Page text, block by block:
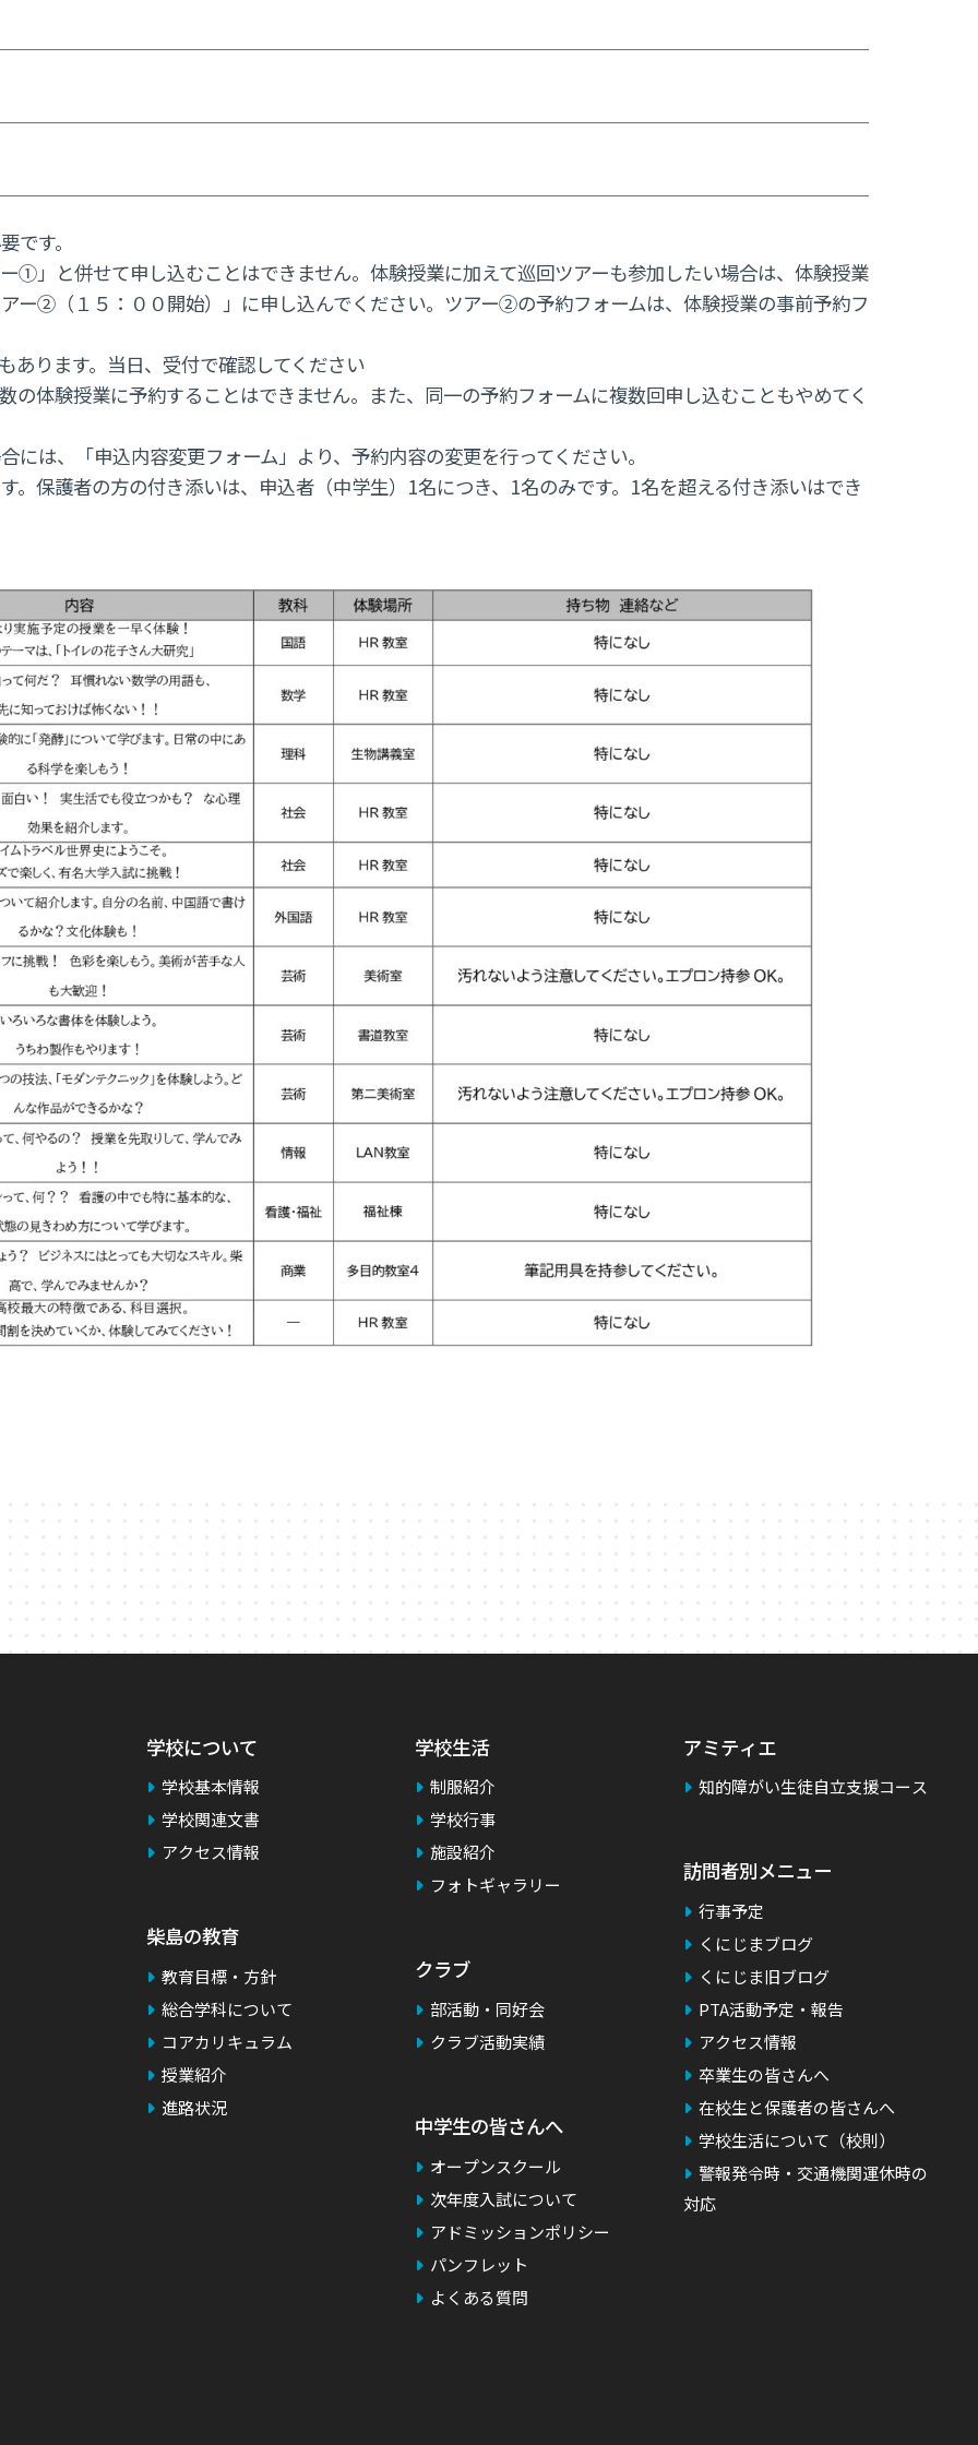
です。
①」と併せて申し込むことはできません。体験授業に加えて巡回ツアーも参加したい場合は、体験授業
ー②（１５：００開始）」に申し込んでください。ツアー②の予約フォームは、体験授業の事前予約フ
ります。当日、受付で確認してください
体験授業に予約することはできません。また、同一の予約フォームに複数回申し込むこともやめてく
は、「申込内容変更フォーム」より、予約内容の変更を行ってください。
保護者の方の付き添いは、申込者（中学生）1名につき、1名のみです。1名を超える付き添いはでき
学校について
学校基本情報
学校関連文書
アクセス情報
柴島の教育
教育目標・方針
総合学科について
コアカリキュラム
授業紹介
進路状況
学校生活
制服紹介
学校行事
施設紹介
フォトギャラリー
クラブ
部活動・同好会
クラブ活動実績
中学生の皆さんへ
オープンスクール
次年度入試について
アドミッションポリシー
パンフレット
よくある質問
アミティエ
知的障がい生徒自立支援コース
訪問者別メニュー
行事予定
くにじまブログ
くにじま旧ブログ
PTA活動予定・報告
アクセス情報
卒業生の皆さんへ
在校生と保護者の皆さんへ
学校生活について（校則）
警報発令時・交通機関運休時の
対応